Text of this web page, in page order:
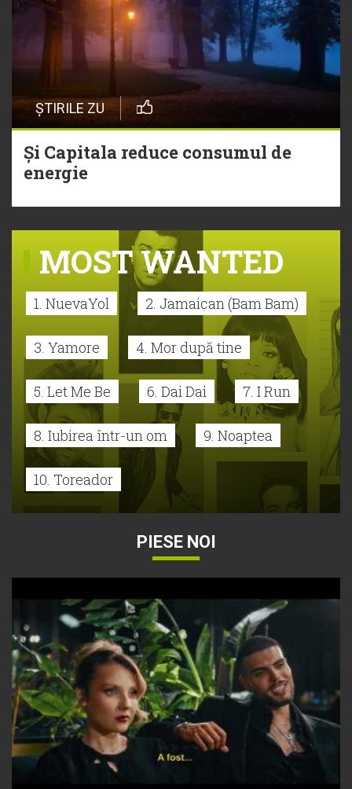
ȘTIRILE ZU
Și Capitala reduce consumul de
energie
MOST WANTED
1. NuevaYol 2. Jamaican (Bam Bam)
3. Yamore 4. Mor după tine
5. Let Me Be 6. Dai Dai 7. I Run
8. Iubirea într-un om 9. Noaptea
10. Toreador
PIESE NOI